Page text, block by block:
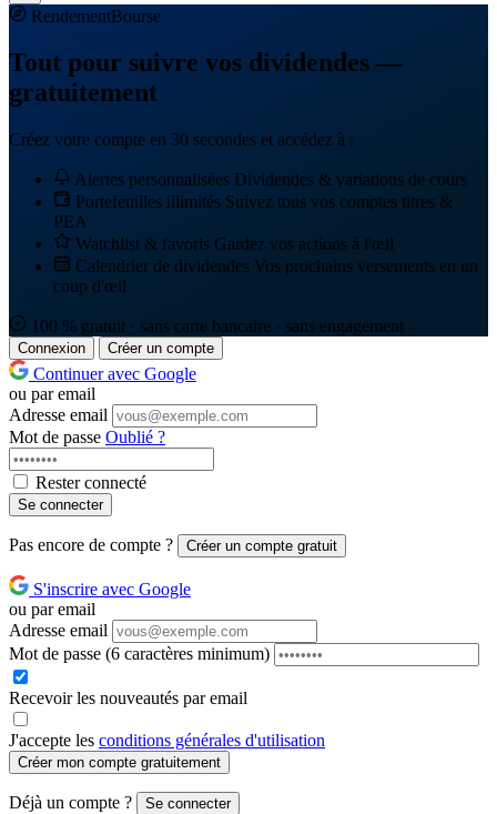
RendementBourse
Tout pour suivre vos dividendes —
gratuitement
Créez votre compte en 30 secondes et accédez à :
Alertes personnalisées Dividendes & variations de cours
Portefeuilles illimités Suivez tous vos comptes titres &
PEA
Watchlist & favoris Gardez vos actions à l'œil
Calendrier de dividendes Vos prochains versements en un
coup d'œil
100 % gratuit · sans carte bancaire · sans engagement
Connexion Créer un compte
Continuer avec Google
ou par email
Adresse email
Mot de passe Oublié ?
Rester connecté
Se connecter
Pas encore de compte ? Créer un compte gratuit
S'inscrire avec Google
ou par email
Adresse email
Mot de passe (6 caractères minimum)
Recevoir les nouveautés par email
J'accepte les conditions générales d'utilisation
Créer mon compte gratuitement
Déjà un compte ? Se connecter